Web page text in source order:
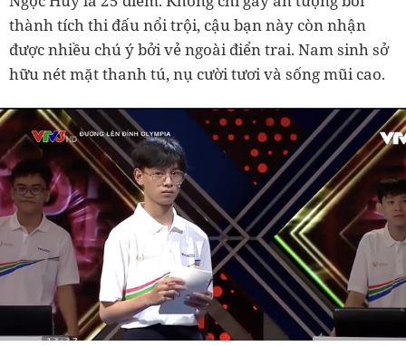
thành tích thi đấu nổi trội, cậu bạn này còn nhận
được nhiều chú ý bởi vẻ ngoài điển trai. Nam sinh sở
hữu nét mặt thanh tú, nụ cười tươi và sống mũi cao.